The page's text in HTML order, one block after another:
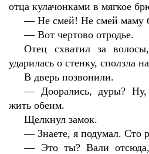
отца кулачонками в мягкое
—Не смей! Не смей маму
—Вот чертово отродье.
Отец схватил за
ударилась о стенку, сползла
В дверь позвонили.
— Доорались, дуры?
жить обеим.
Щелкнул замок.
—Знаете, я подумал. Сто
— Это ты? Вали